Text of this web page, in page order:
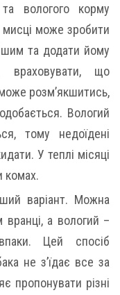
вологого корму
може зробити
та додати йому
враховувати, що
розм’якшитись,
Вологий
тому недоїдені
У теплі місяці
комах.
варіант. Можна
а вологий –
Цей спосіб
не з’їдає все за
пропонувати різні